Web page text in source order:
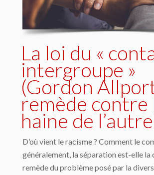
La loi du «
intergroupe »
(Gordon
remède contre
haine de l’autre
D’où vient le racisme ? Comment le
généralement, la séparation est-elle la
remède du problème posé par la